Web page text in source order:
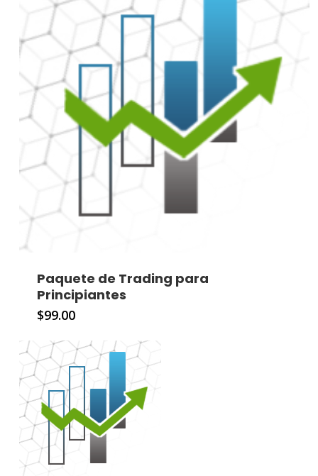
Paquete de Trading para
Principiantes
$99.00